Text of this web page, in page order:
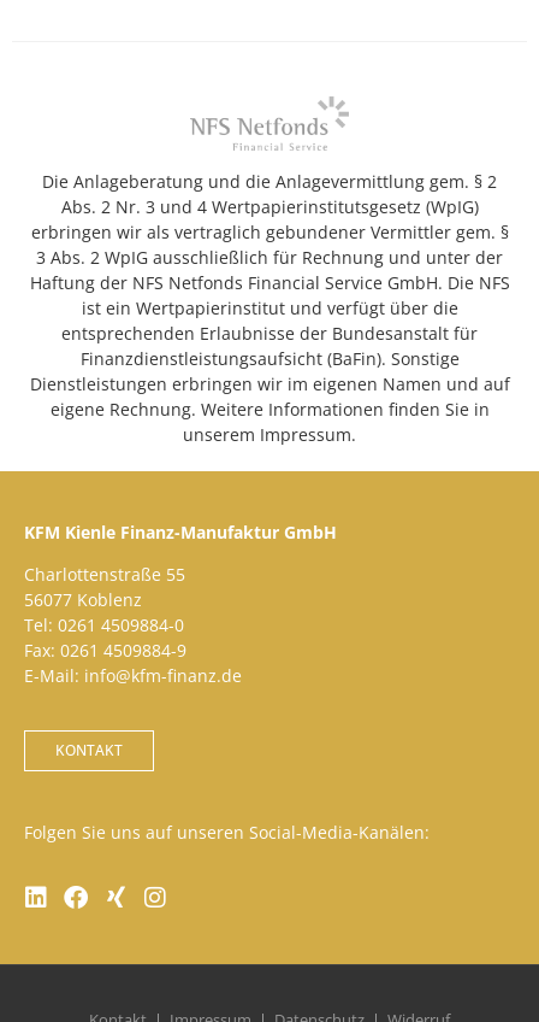
Die Anlageberatung und die Anlagevermittlung gem. § 2
Abs. 2 Nr. 3 und 4 Wertpapierinstitutsgesetz (WpIG)
erbringen wir als vertraglich gebundener Vermittler gem. §
3 Abs. 2 WpIG ausschließlich für Rechnung und unter der
Haftung der NFS Netfonds Financial Service GmbH. Die NFS
ist ein Wertpapierinstitut und verfügt über die
entsprechenden Erlaubnisse der Bundesanstalt für
Finanzdienstleistungsaufsicht (BaFin). Sonstige
Dienstleistungen erbringen wir im eigenen Namen und auf
eigene Rechnung. Weitere Informationen finden Sie in
unserem Impressum.
KFM Kienle Finanz-Manufaktur GmbH
Charlottenstraße 55
56077 Koblenz
Tel: 0261 4509884-0
Fax: 0261 4509884-9
E-Mail: info@kfm-finanz.de
KONTAKT
Folgen Sie uns auf unseren Social-Media-Kanälen: